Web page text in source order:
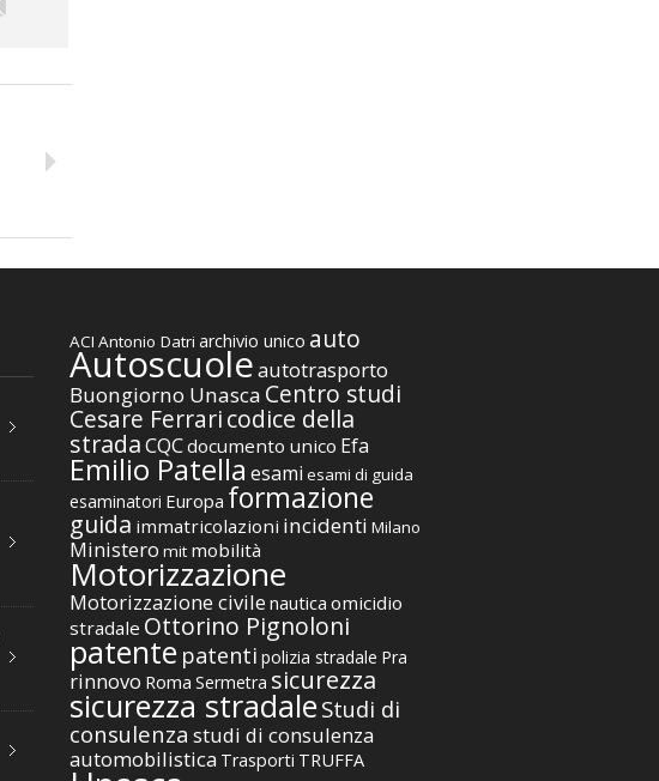
ACI Antonio Datri archivio unico auto
Autoscuoleautotrasporto
Buongiorno Unasca Centro studi
Cesare Ferraricodice della
stradaCQCdocumento unico Efa
Emilio Patella esami esami di guida
esaminatori Europa formazione
guida immatricolazioni incidenti Milano
Ministero mit mobilità
Motorizzazione
Motorizzazione civile nautica omicidio
stradale Ottorino Pignoloni
patente patenti polizia stradale Pra
rinnovo Roma Sermetra sicurezza
sicurezza stradaleStudi di
consulenza studi di consulenza
automobilistica Trasporti TRUFFA